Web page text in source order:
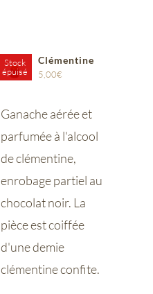
Stock
épuisé
Clémentine
5,00€
Ganache aérée et
parfumée à l'alcool
de clémentine,
enrobage partiel au
chocolat noir. La
pièce est coiffée
d'une demie
clémentine confite.